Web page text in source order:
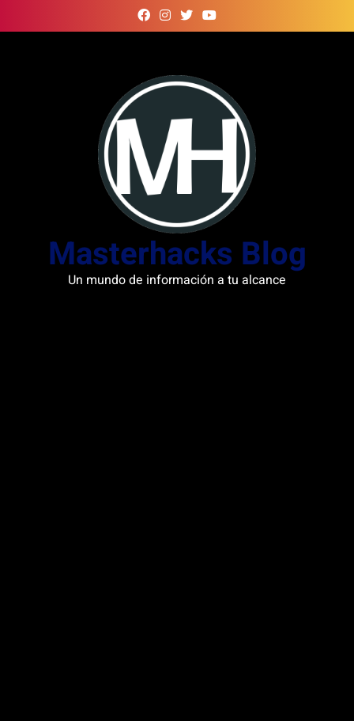
to
Masterhacks Blog
Un mundo de información a tu alcance